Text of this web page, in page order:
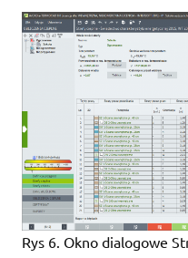
Rys 6. Okno dialogowe